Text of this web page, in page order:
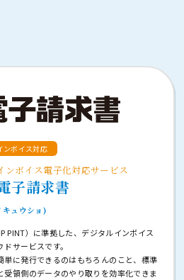
ンボイス対応
ボイス電子化対応サービス
子請求書
キュウショ)
PINT）に準拠した、デジタルインボイス
サービスです。
単に発行できるのはもちろんのこと、標準
領側のデータのやり取りを効率化できま